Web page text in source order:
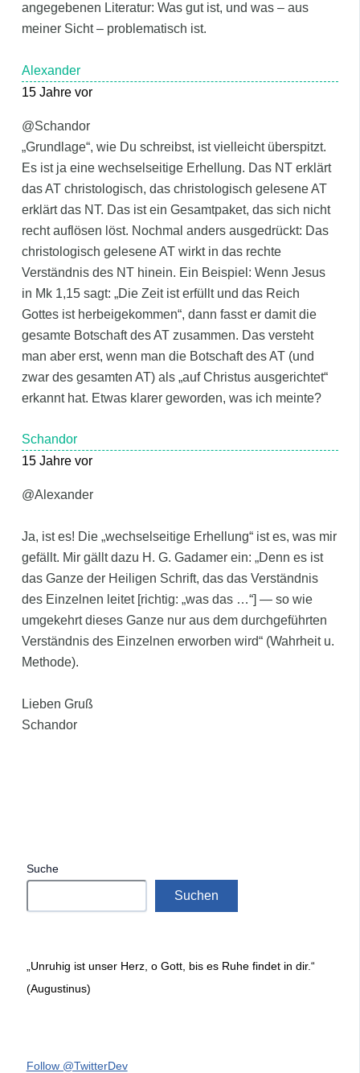
angegebenen Literatur: Was gut ist, und was – aus
meiner Sicht – problematisch ist.
Alexander
15 Jahre vor
@Schandor
„Grundlage“, wie Du schreibst, ist vielleicht überspitzt.
Es ist ja eine wechselseitige Erhellung. Das NT erklärt
das AT christologisch, das christologisch gelesene AT
erklärt das NT. Das ist ein Gesamtpaket, das sich nicht
recht auflösen löst. Nochmal anders ausgedrückt: Das
christologisch gelesene AT wirkt in das rechte
Verständnis des NT hinein. Ein Beispiel: Wenn Jesus
in Mk 1,15 sagt: „Die Zeit ist erfüllt und das Reich
Gottes ist herbeigekommen“, dann fasst er damit die
gesamte Botschaft des AT zusammen. Das versteht
man aber erst, wenn man die Botschaft des AT (und
zwar des gesamten AT) als „auf Christus ausgerichtet“
erkannt hat. Etwas klarer geworden, was ich meinte?
Schandor
15 Jahre vor
@Alexander
Ja, ist es! Die „wechselseitige Erhellung“ ist es, was mir
gefällt. Mir gällt dazu H. G. Gadamer ein: „Denn es ist
das Ganze der Heiligen Schrift, das das Verständnis
des Einzelnen leitet [richtig: „was das …“] — so wie
umgekehrt dieses Ganze nur aus dem durchgeführten
Verständnis des Einzelnen erworben wird“ (Wahrheit u.
Methode).
Lieben Gruß
Schandor
Suche
Suchen
„Unruhig ist unser Herz, o Gott, bis es Ruhe findet in dir.“
(Augustinus)
Follow @TwitterDev